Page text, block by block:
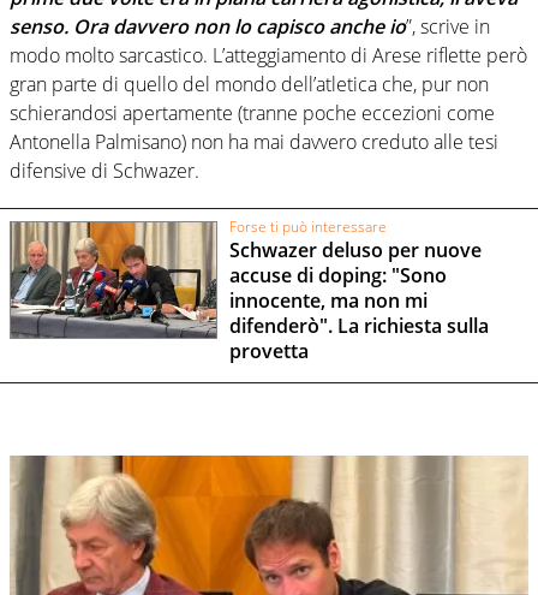
senso. Ora davvero non lo capisco anche io”, scrive in
modo molto sarcastico. L’atteggiamento di Arese riflette però
gran parte di quello del mondo dell’atletica che, pur non
schierandosi apertamente (tranne poche eccezioni come
Antonella Palmisano) non ha mai davvero creduto alle tesi
difensive di Schwazer.
Forse ti può interessare
Schwazer deluso per nuove
accuse di doping: "Sono
innocente, ma non mi
difenderò". La richiesta sulla
provetta